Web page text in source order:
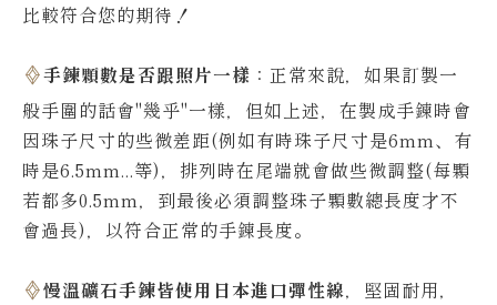
比較符合您的期待！
手鍊顆數是否跟照片一樣 ：正常來說，如果訂製一
般手圍的話會"幾乎"一樣，但如上述，在製成手鍊時會
因珠子尺寸的些微差距(例如有時珠子尺寸是6mm、有
時是6.5mm...等)，排列時在尾端就會做些微調整(每顆
若都多0.5mm，到最後必須調整珠子顆數總長度才不
會過長)，以符合正常的手鍊長度。
慢溫礦石手鍊皆使用日本進口彈性線，堅固耐用，